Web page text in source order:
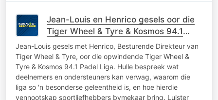
Jean-Louis en Henrico gesels oor die
Tiger Wheel & Tyre & Kosmos 94.1
Padel Liga
Jean-Louis gesels met Henrico, Besturende Direkteur van
Tiger Wheel & Tyre, oor die opwindende Tiger Wheel &
Tyre & Kosmos 94.1 Padel Liga. Hulle bespreek wat
deelnemers en ondersteuners kan verwag, waarom die
liga so 'n besonderse geleentheid is, en hoe hierdie
vennootskap sportliefhebbers bymekaar bring. Luister